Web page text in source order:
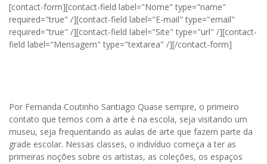
[contact-form][contact-field label="Nome" type="name"
required="true" /][contact-field label="E-mail" type="email"
required="true" /][contact-field label="Site" type="url" /][contact-
field label="Mensagem" type="textarea" /][/contact-form]
Por Fernanda Coutinho Santiago Quase sempre, o primeiro
contato que temos com a arte é na escola, seja visitando um
museu, seja frequentando as aulas de arte que fazem parte da
grade escolar. Nessas classes, o indivíduo começa a ter as
primeiras noções sobre os artistas, as coleções, os espaços